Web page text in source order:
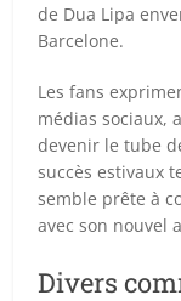
de Dua Lipa
Barcelone.
Les fans
médias sociaux,
devenir le tube
succès estivaux
semble prête à
avec son nouvel
Divers